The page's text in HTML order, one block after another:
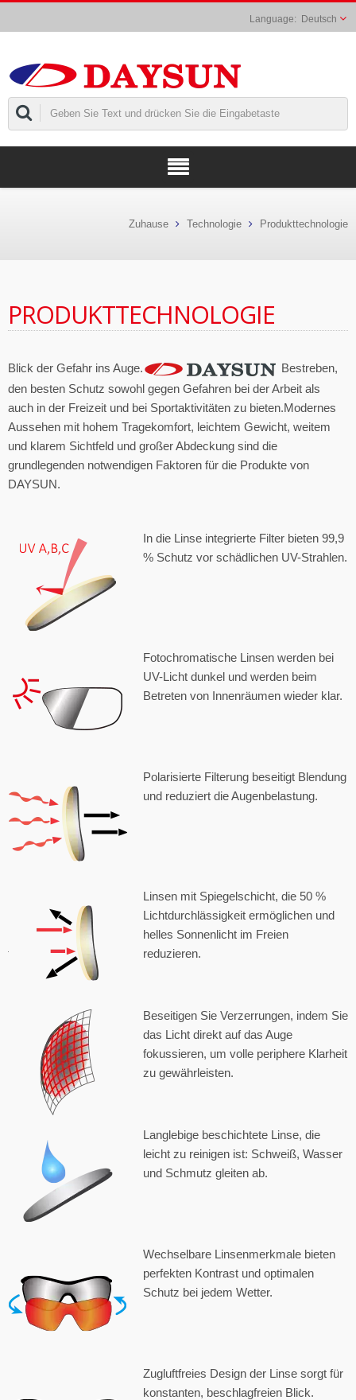
Deutsch
Zuhause Technologie Produkttechnologie
PRODUKTTECHNOLOGIE
Blick der Gefahr ins Auge.
Bestreben,
den besten Schutz sowohl gegen Gefahren bei der Arbeit als
auch in der Freizeit und bei Sportaktivitäten zu bieten.Modernes
Aussehen mit hohem Tragekomfort, leichtem Gewicht, weitem
und klarem Sichtfeld und großer Abdeckung sind die
grundlegenden notwendigen Faktoren für die Produkte von
DAYSUN.
In die Linse integrierte Filter bieten 99,9
% Schutz vor schädlichen UV-Strahlen.
Fotochromatische Linsen werden bei
UV-Licht dunkel und werden beim
Betreten von Innenräumen wieder klar.
Polarisierte Filterung beseitigt Blendung
und reduziert die Augenbelastung.
Linsen mit Spiegelschicht, die 50 %
Lichtdurchlässigkeit ermöglichen und
helles Sonnenlicht im Freien
reduzieren.
Beseitigen Sie Verzerrungen, indem Sie
das Licht direkt auf das Auge
fokussieren, um volle periphere Klarheit
zu gewährleisten.
Langlebige beschichtete Linse, die
leicht zu reinigen ist: Schweiß, Wasser
und Schmutz gleiten ab.
Wechselbare Linsenmerkmale bieten
perfekten Kontrast und optimalen
Schutz bei jedem Wetter.
Zugluftfreies Design der Linse sorgt für
konstanten, beschlagfreien Blick.